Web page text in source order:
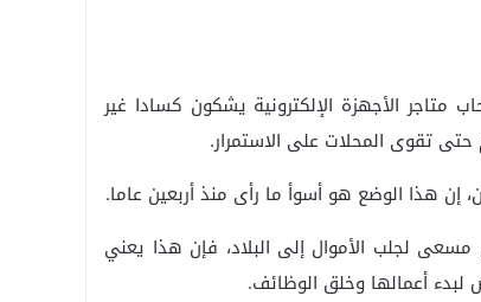
متاجر الأجهزة الإلكترونية يشكون كسادا غير
تقوى المحلات على الاستمرار.
هذا الوضع هو أسوأ ما رأى منذ أربعين عاما.
لجلب الأموال إلى البلاد، فإن هذا يعني
أعمالها وخلق الوظائف.